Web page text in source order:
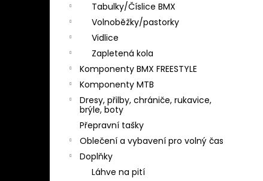
Tabulky/Číslice BMX
Volnoběžky/pastorky
Vidlice
Zapletená kola
Komponenty BMX FREESTYLE
Komponenty MTB
Dresy, přilby, chrániče, rukavice,
brýle, boty
Přepravní tašky
Oblečení a vybavení pro volný čas
Doplňky
Láhve na pití